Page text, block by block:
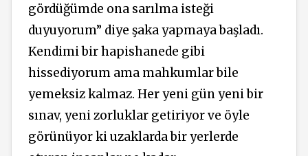
gördüğümde ona sarılma isteği
duyuyorum” diye şaka yapmaya başladı.
Kendimi bir hapishanede gibi
hissediyorum ama mahkumlar bile
yemeksiz kalmaz. Her yeni gün yeni bir
sınav, yeni zorluklar getiriyor ve öyle
görünüyor ki uzaklarda bir yerlerde